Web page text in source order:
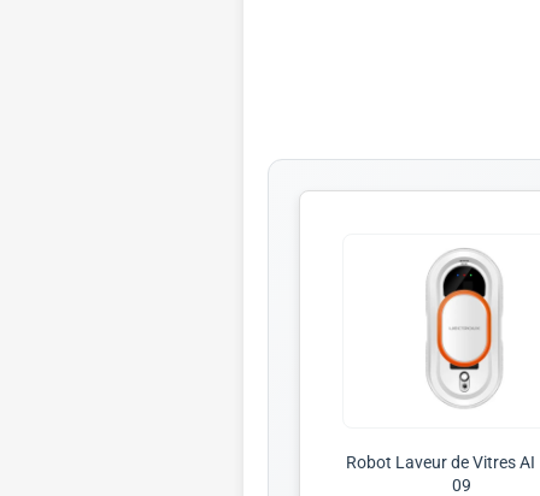
Robot Laveur de Vitres AI
09